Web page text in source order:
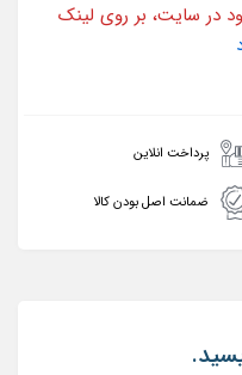
در سایت، بر روی لینک
پرداخت انلاین
ضمانت اصل بودن کالا